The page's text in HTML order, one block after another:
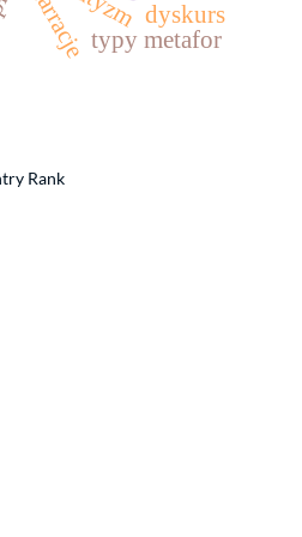
narracje dyskurs
typy metafor